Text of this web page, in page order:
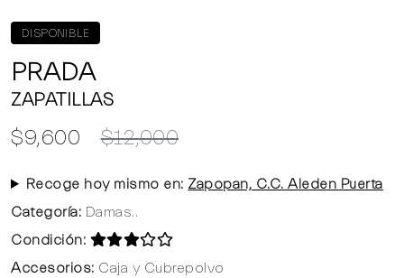
DISPONIBLE
PRADA
ZAPATILLAS
$9,600 $12,000
Recoge hoy mismo en: Zapopan, C.C. Aleden Puerta
Categoría: Damas..
Condición:
Accesorios: Caja y Cubrepolvo